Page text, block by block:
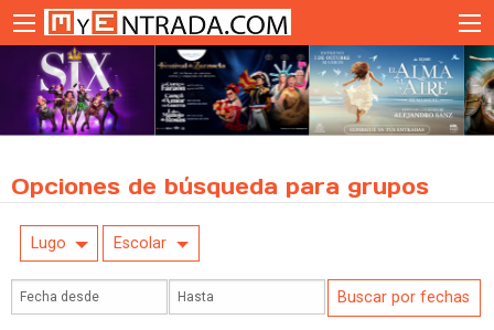
Opciones de búsqueda para grupos
Lugo Escolar